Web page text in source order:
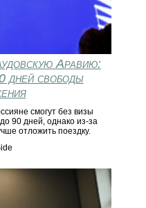
Аравию:
дней свободы
смогут без визы
90 дней, однако из-за
отложить поездку.